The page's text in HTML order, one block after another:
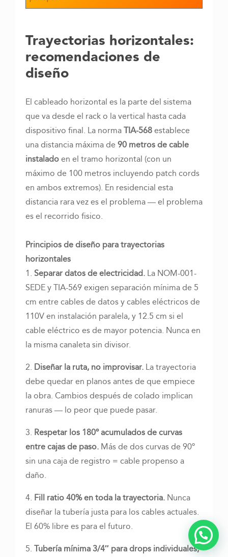
Trayectorias horizontales:
recomendaciones de
diseño
El cableado horizontal es la parte del sistema
que va desde el rack o la vertical hasta cada
dispositivo final. La normaTIA-568establece
una distancia máxima de 90 metros de cable
instaladoen el tramo horizontal (con un
máximo de 100 metros incluyendo patch cords
en ambos extremos). En residencial esta
distancia rara vez es el problema — el problema
es el recorrido fisico.
Principios de diseño para trayectorias
horizontales
1. Separar datos de electricidad. La NOM-001-
SEDE y TIA-569 exigen separación mínima de 5
cm entre cables de datos y cables eléctricos de
110V en instalación paralela, y 12.5 cm si el
cable eléctrico es de mayor potencia. Nunca en
la misma canaleta sin divisor.
2. Diseñar la ruta, no improvisar. La trayectoria
debe quedar en planos antes de que empiece
la obra. Cambios después de colado implican
ranuras — lo peor que puede pasar.
3. Respetar los 180º acumulados de curvas
entre cajas de paso. Más de dos curvas de 90º
sin una caja de registro = cable propenso a
daño.
4. Fill ratio 40% en toda la trayectoria. Nunca
diseñar la tubería justa para los cables actuales.
El 60% libre es para el futuro.
5. Tubería mínima 3/4″ para drops individuales,